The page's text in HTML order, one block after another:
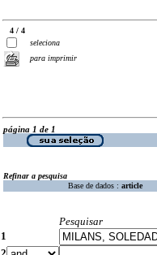
4 / 4
seleciona
para imprimir
página 1 de 1
Refinar a pesquisa
Base de dados : article
Pesquisar
1